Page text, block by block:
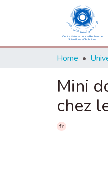
Home
Mini
chez
fr